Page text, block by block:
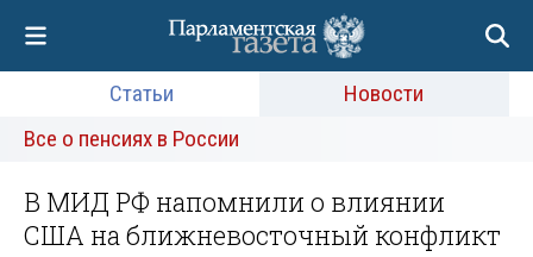
Статьи
Новости
Все о пенсиях в России
В МИД РФ напомнили о влиянии
США на ближневосточный конфликт